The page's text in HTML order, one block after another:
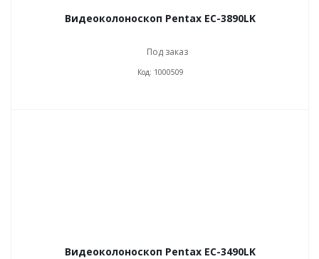
Видеоколоноскоп Pentax EC-3890LK
Под заказ
Код: 1000509
Видеоколоноскоп Pentax EC-3490LK